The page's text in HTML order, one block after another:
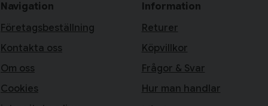
Navigation
Företagsbeställning
Kontakta oss
Om oss
Cookies
Information
Returer
Köpvillkor
Frågor & Svar
Hur man handlar